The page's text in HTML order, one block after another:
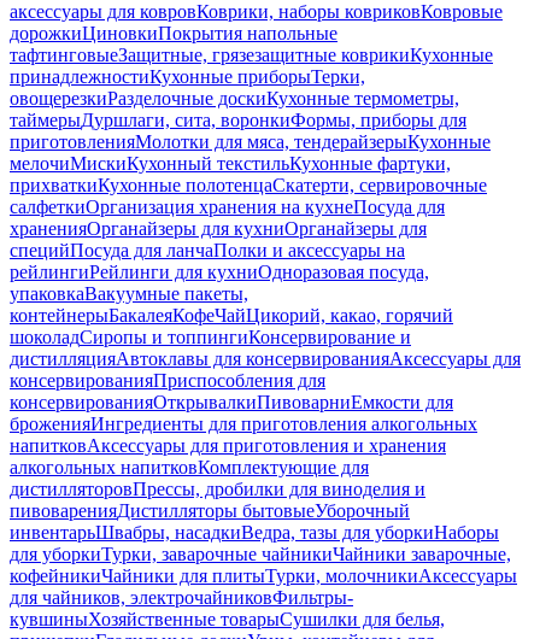
аксессуары для ковровКоврики, наборы ковриковКовровые
дорожкиЦиновкиПокрытия напольные
тафтинговыеЗащитные, грязезащитные коврикиКухонные
принадлежностиКухонные приборыТерки,
овощерезкиРазделочные доскиКухонные термометры,
таймерыДуршлаги, сита, воронкиФормы, приборы для
приготовленияМолотки для мяса, тендерайзерыКухонные
мелочиМискиКухонный текстильКухонные фартуки,
прихваткиКухонные полотенцаСкатерти, сервировочные
салфеткиОрганизация хранения на кухнеПосуда для
храненияОрганайзеры для кухниОрганайзеры для
специйПосуда для ланчаПолки и аксессуары на
рейлингиРейлинги для кухниОдноразовая посуда,
упаковкаВакуумные пакеты,
контейнерыБакалеяКофеЧайЦикорий, какао, горячий
шоколадСиропы и топпингиКонсервирование и
дистилляцияАвтоклавы для консервированияАксессуары для
консервированияПриспособления для
консервированияОткрывалкиПивоварниЕмкости для
броженияИнгредиенты для приготовления алкогольных
напитковАксессуары для приготовления и хранения
алкогольных напитковКомплектующие для
дистилляторовПрессы, дробилки для виноделия и
пивоваренияДистилляторы бытовыеУборочный
инвентарьШвабры, насадкиВедра, тазы для уборкиНаборы
для уборкиТурки, заварочные чайникиЧайники заварочные,
кофейникиЧайники для плитыТурки, молочникиАксессуары
для чайников, электрочайниковФильтры-
кувшиныХозяйственные товарыСушилки для белья,